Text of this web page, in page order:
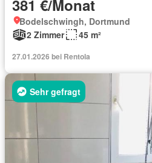
381 €/Monat
Bodelschwingh, Dortmund
2 Zimmer
45 m²
27.01.2026 bei Rentola
Sehr gefragt